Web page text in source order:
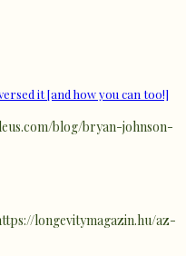
it [and how you can too!]
blog/bryan-johnson-
longevitymagazin.hu/az-